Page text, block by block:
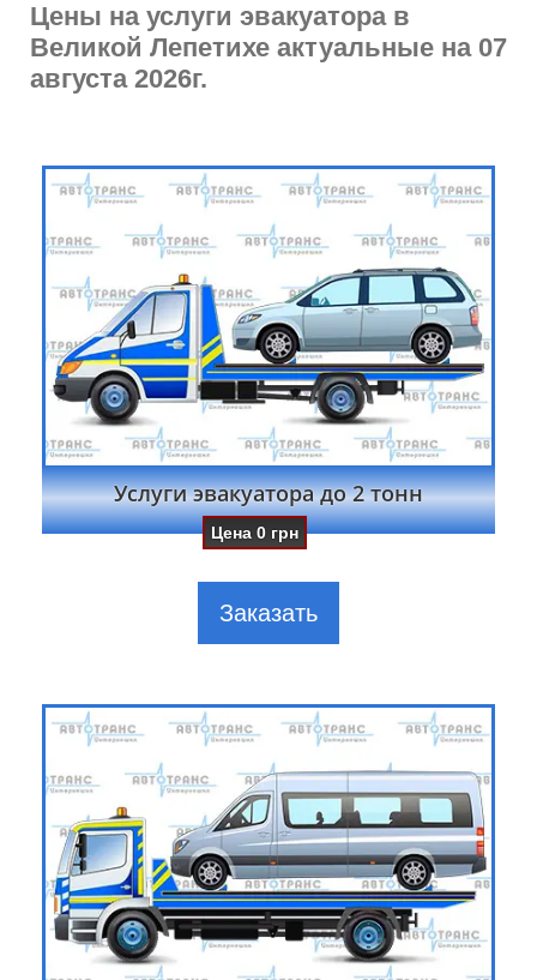
Цены на услуги эвакуатора в
Великой Лепетихе актуальные на 07
августа 2026г.
Услуги эвакуатора до 2 тонн
Цена0 грн
Заказать